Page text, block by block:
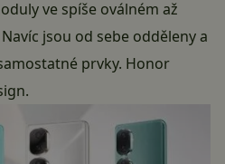
ve spíše oválném až
jsou od sebe odděleny a
prvky. Honor